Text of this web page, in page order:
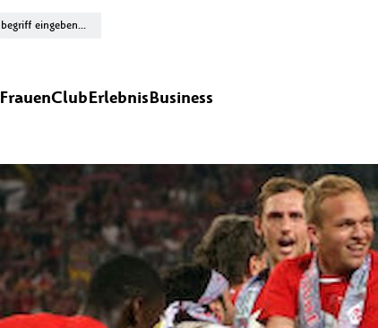
FrauenClubErlebnisBusiness